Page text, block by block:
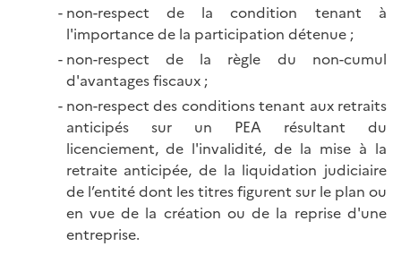
non-respect de la condition tenant à
l'importance de la participation détenue ;
non-respect de la règle du non-cumul
d'avantages fiscaux ;
non-respect des conditions tenant aux retraits
anticipés sur un PEA résultant du
licenciement, de l'invalidité, de la mise à la
retraite anticipée, de la liquidation judiciaire
de l’entité dont les titres figurent sur le plan ou
en vue de la création ou de la reprise d'une
entreprise.